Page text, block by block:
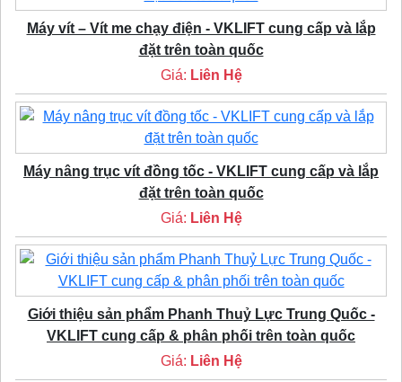
Máy vít – Vít me chạy điện - VKLIFT cung cấp và lắp
đặt trên toàn quốc
Giá: Liên Hệ
Máy nâng trục vít đồng tốc - VKLIFT cung cấp và lắp
đặt trên toàn quốc
Giá: Liên Hệ
Giới thiệu sản phẩm Phanh Thuỷ Lực Trung Quốc -
VKLIFT cung cấp & phân phối trên toàn quốc
Giá: Liên Hệ